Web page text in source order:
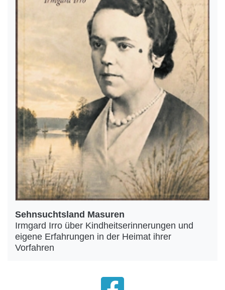
Sehnsuchtsland Masuren
Irmgard Irro über Kindheitserinnerungen und
eigene Erfahrungen in der Heimat ihrer
Vorfahren